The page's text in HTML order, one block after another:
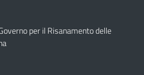
per il Risanamento delle